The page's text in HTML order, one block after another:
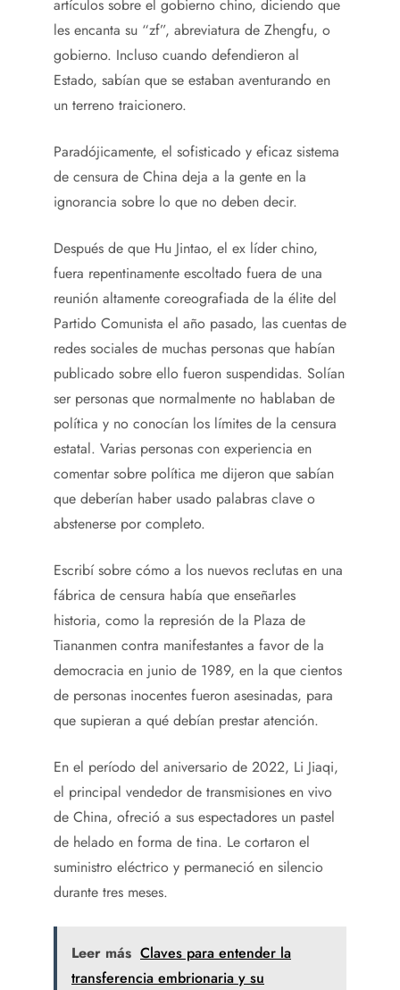
artículos sobre el gobierno chino, diciendo que
les encanta su “zf”, abreviatura de Zhengfu, o
gobierno. Incluso cuando defendieron al
Estado, sabían que se estaban aventurando en
un terreno traicionero.
Paradójicamente, el sofisticado y eficaz sistema
de censura de China deja a la gente en la
ignorancia sobre lo que no deben decir.
Después de que Hu Jintao, el ex líder chino,
fuera repentinamente escoltado fuera de una
reunión altamente coreografiada de la élite del
Partido Comunista el año pasado, las cuentas de
redes sociales de muchas personas que habían
publicado sobre ello fueron suspendidas. Solían
ser personas que normalmente no hablaban de
política y no conocían los límites de la censura
estatal. Varias personas con experiencia en
comentar sobre política me dijeron que sabían
que deberían haber usado palabras clave o
abstenerse por completo.
Escribí sobre cómo a los nuevos reclutas en una
fábrica de censura había que enseñarles
historia, como la represión de la Plaza de
Tiananmen contra manifestantes a favor de la
democracia en junio de 1989, en la que cientos
de personas inocentes fueron asesinadas, para
que supieran a qué debían prestar atención.
En el período del aniversario de 2022, Li Jiaqi,
el principal vendedor de transmisiones en vivo
de China, ofreció a sus espectadores un pastel
de helado en forma de tina. Le cortaron el
suministro eléctrico y permaneció en silencio
durante tres meses.
Leer más Claves para entender la
transferencia embrionaria y su